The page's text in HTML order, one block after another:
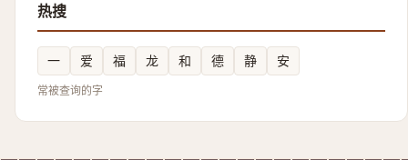
热搜
一 爱 福 龙 和 德 静 安
常被查询的字